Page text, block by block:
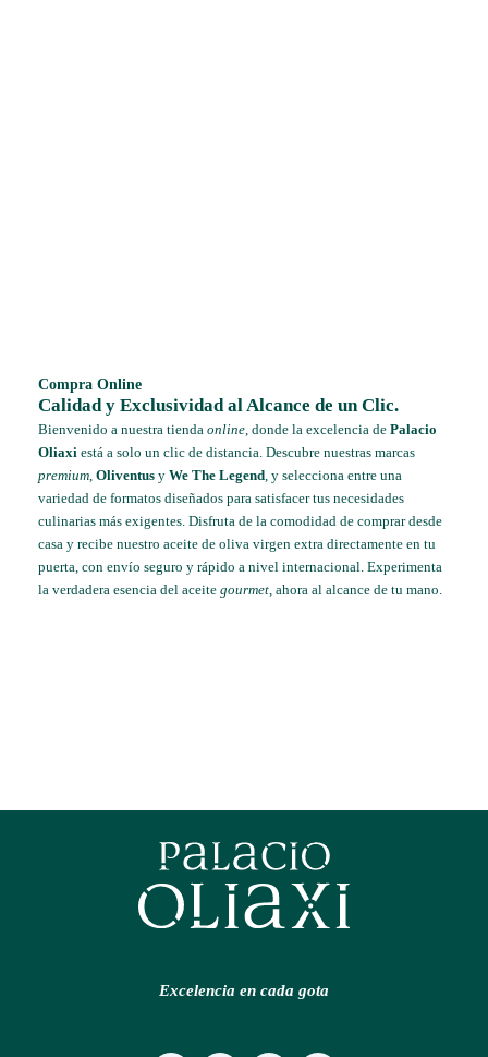
Compra Online
Calidad y Exclusividad al Alcance de un Clic.
Bienvenido a nuestra tienda online, donde la excelencia de Palacio
Oliaxi está a solo un clic de distancia. Descubre nuestras marcas
premium, Oliventus y We The Legend, y selecciona entre una
variedad de formatos diseñados para satisfacer tus necesidades
culinarias más exigentes. Disfruta de la comodidad de comprar desde
casa y recibe nuestro aceite de oliva virgen extra directamente en tu
puerta, con envío seguro y rápido a nivel internacional. Experimenta
la verdadera esencia del aceite gourmet, ahora al alcance de tu mano.
Excelencia en cada gota